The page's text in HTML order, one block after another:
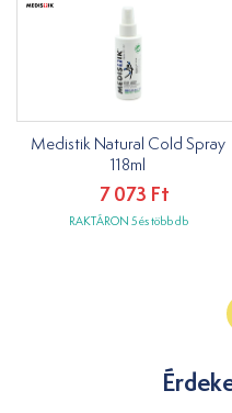
Medistik Natural Cold Spray
118ml
7 073 Ft
RAKTÁRON 5 és több db